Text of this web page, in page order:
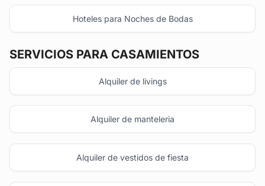
Hoteles para Noches de Bodas
SERVICIOS PARA CASAMIENTOS
Alquiler de livings
Alquiler de manteleria
Alquiler de vestidos de fiesta